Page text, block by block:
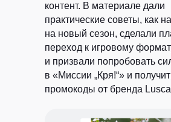
контент. В материале дали
практические советы, как
на новый сезон, сделали
переход к игровому
и призвали попробовать
в «Миссии „Кря!“» и
промокоды от бренда